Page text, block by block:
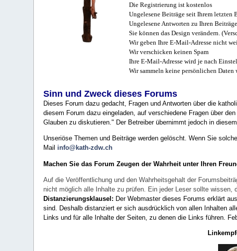
Die Registrierung ist kostenlos
Ungelesene Beiträge seit Ihrem letzten
Ungelesene Antworten zu Ihren
Sie können das Design verändern.
Wir geben Ihre E-Mail-Adresse nicht
Wir verschicken keinen Spam
Ihre E-Mail-Adresse wird je nach
Wir sammeln keine persönlichen
Sinn und Zweck dieses Forums
Dieses Forum dazu gedacht, Fragen und Antworten über die
diesem Forum dazu eingeladen, auf verschiedene Fragen über
Glauben zu diskutieren." Der Betreiber übernimmt jedoch in
Unseriöse Themen und Beiträge werden gelöscht. Wenn Sie
Mail info@kath-zdw.ch
Machen Sie das Forum Zeugen der Wahrheit unter Ihren
Auf die Veröffentlichung und den Wahrheitsgehalt der
nicht möglich alle Inhalte zu prüfen. Ein jeder Leser sollte wissen,
Distanzierungsklausel: Der Webmaster dieses Forums erklärt
sind. Deshalb distanziert er sich ausdrücklich von allen Inhalten
Links und für alle Inhalte der Seiten, zu denen die Links führen.